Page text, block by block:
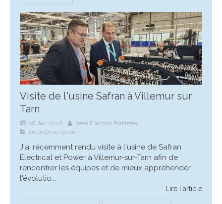
Visite de l'usine Safran à Villemur sur
Tarn
08 Jan 2026
Jean François Portarrieu
En circonscription
J'ai récemment rendu visite à l'usine de Safran
Electrical et Power à Villemur-sur-Tarn afin de
rencontrer les équipes et de mieux appréhender
l'évolutio...
Lire l'article